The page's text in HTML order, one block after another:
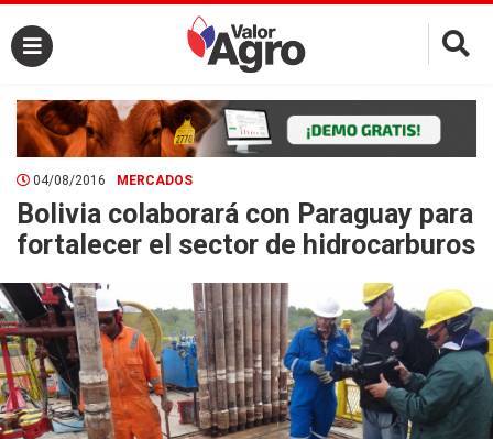
×
04/08/2016 MERCADOS
Bolivia colaborará con Paraguay para
fortalecer el sector de hidrocarburos